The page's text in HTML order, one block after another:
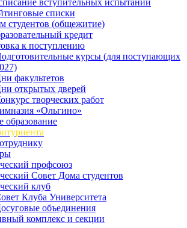
вступительных испытаний
списки
студентов (общежитие)
кредит
к поступлению
курсы (для поступающих
факультетов
открытых дверей
творческих работ
«Ольгино»
образование
профсоюз
Совет Дома студентов
клуб
Клуба Университета
объединения
комплекс и секции